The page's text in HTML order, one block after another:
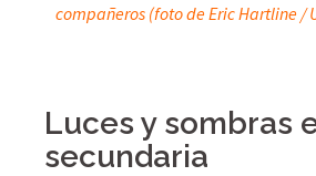
compañeros (foto de Eric Hartline /
Luces y sombras
secundaria